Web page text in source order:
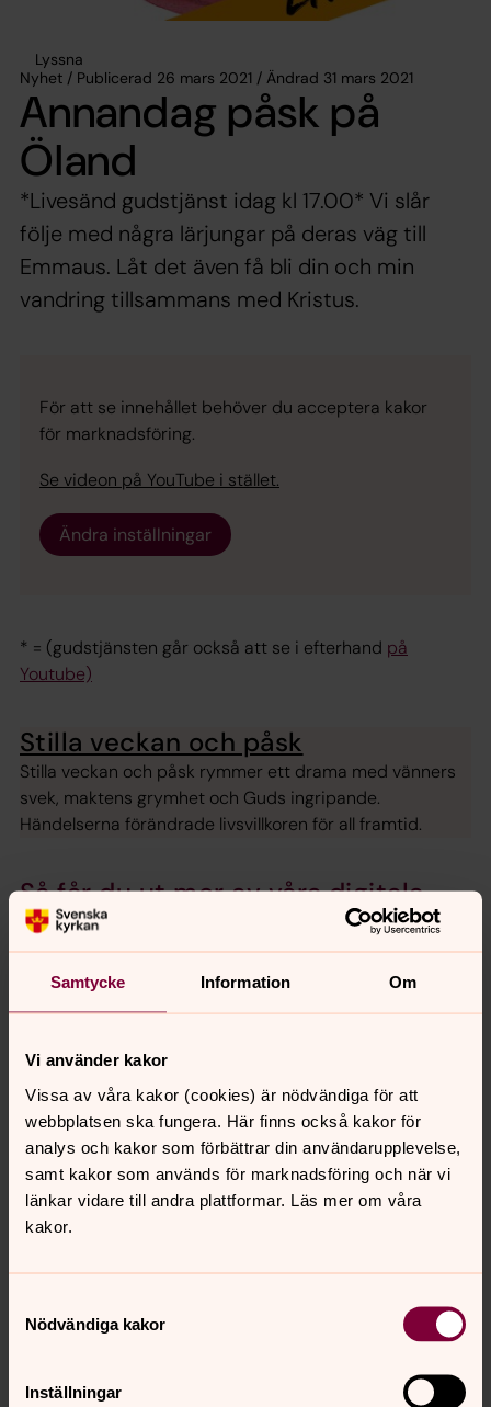
Samtycke Information Om
Vi använder kakor
Vissa av våra kakor (cookies) är nödvändiga för att
webbplatsen ska fungera. Här finns också kakor för
analys och kakor som förbättrar din användarupplevelse,
samt kakor som används för marknadsföring och när vi
länkar vidare till andra plattformar. Läs mer om våra
kakor.
Nödvändiga kakor
Inställningar
Lyssna
Nyhet / Publicerad 26 mars 2021 / Ändrad 31 mars 2021
Annandag påsk på
Öland
*Livesänd gudstjänst idag kl 17.00* Vi slår
följe med några lärjungar på deras väg till
Emmaus. Låt det även få bli din och min
vandring tillsammans med Kristus.
För att se innehållet behöver du acceptera kakor
för marknadsföring.
Se videon på YouTube i stället.
Ändra inställningar
* = (gudstjänsten går också att se i efterhand på
Youtube)
Stilla veckan och påsk
Stilla veckan och påsk rymmer ett drama med vänners
svek, maktens grymhet och Guds ingripande.
Händelserna förändrade livsvillkoren för all framtid.
Så får du ut mer av våra digitala
gudstjänster
Här hittar du lite tips inför gudstjänsterna på Youtube
eller Facebook
Hur du hittar till våra digitala
sändningar
Här finns en kort beskrivning av hur du hittar till våra
digitala gudstjänster, andakter och mycket annat om du
är osäker på hur du ska göra för att hitta rätt på Youtube
och Facebook.
innehåll?
Dela